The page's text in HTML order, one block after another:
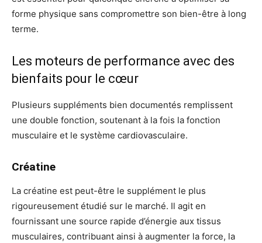
forme physique sans compromettre son bien-être à long
terme.
Les moteurs de performance avec des
bienfaits pour le cœur
Plusieurs suppléments bien documentés remplissent
une double fonction, soutenant à la fois la fonction
musculaire et le système cardiovasculaire.
Créatine
La créatine est peut-être le supplément le plus
rigoureusement étudié sur le marché. Il agit en
fournissant une source rapide d’énergie aux tissus
musculaires, contribuant ainsi à augmenter la force, la